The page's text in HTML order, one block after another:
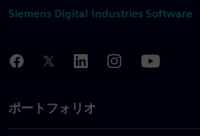
Siemens Digital Industries Software
ポートフォリオ